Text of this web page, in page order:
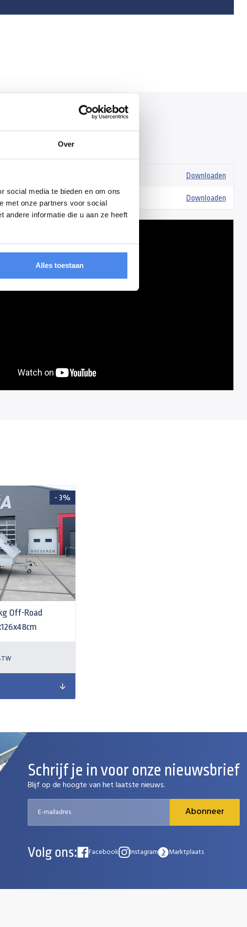
Over
social media te bieden en om ons
met onze partners voor social
andere informatie die u aan ze heeft
Alles toestaan
Downloaden
Downloaden
- 3%
Off-Road
Schrijf je in voor onze nieuwsbrief
Blijf op de hoogte van het laatste nieuws.
Abonneer
Volg ons: Facebook Instagram Marktplaats